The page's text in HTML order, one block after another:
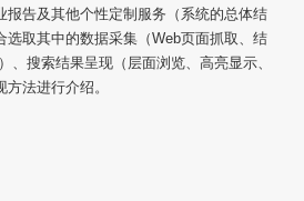
报告及其他个性定制服务（系统的总体结
选取其中的数据采集（Web页面抓取、结
、搜索结果呈现（层面浏览、高亮显示、
法进行介绍。